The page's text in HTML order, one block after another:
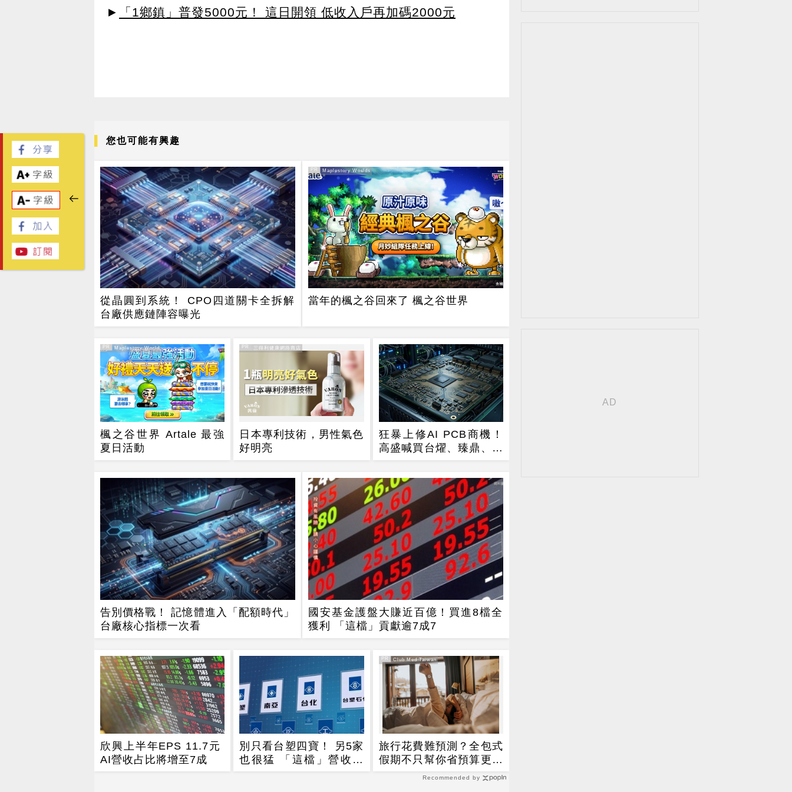
► 「1鄉鎮」普發5000元！ 這日開領 低收入戶再加碼2000元
您也可能有興趣
從晶圓到系統！ CPO四道關卡全拆解
台廠供應鏈陣容曝光
PR
當年的楓之谷回來了 楓之谷世界
PR・Maplestory Worlds
PR
楓之谷世界 Artale 最強
夏日活動
PR・Maplestory World PR
日本專利技術，男性氣色
好明亮
PR・三得利健康網路商店
狂暴上修AI PCB商機！
高盛喊買台燿、臻鼎、台
光電 目標價曝光
告別價格戰！ 記憶體進入「配額時代」
台廠核心指標一次看
國安基金護盤大賺近百億！買進8檔全
獲利 「這檔」貢獻逾7成7
欣興上半年EPS 11.7元
AI營收占比將增至7成
別只看台塑四寶！ 另5家
也很猛 「這檔」營收年
增衝7倍
PR
旅行花費難預測？全包式
假期不只幫你省預算更省
精力！
PR・Club Med Taiwan
Recommended by